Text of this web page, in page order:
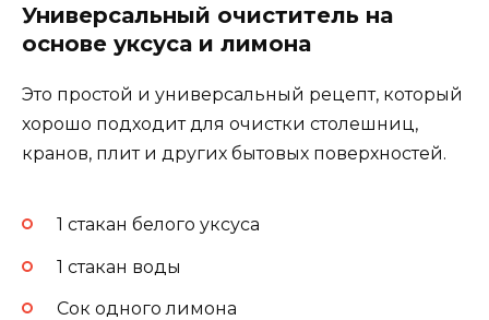
Универсальный очиститель на
основе уксуса и лимона
Это простой и универсальный рецепт, который
хорошо подходит для очистки столешниц,
кранов, плит и других бытовых поверхностей.
1 стакан белого уксуса
1 стакан воды
Сок одного лимона